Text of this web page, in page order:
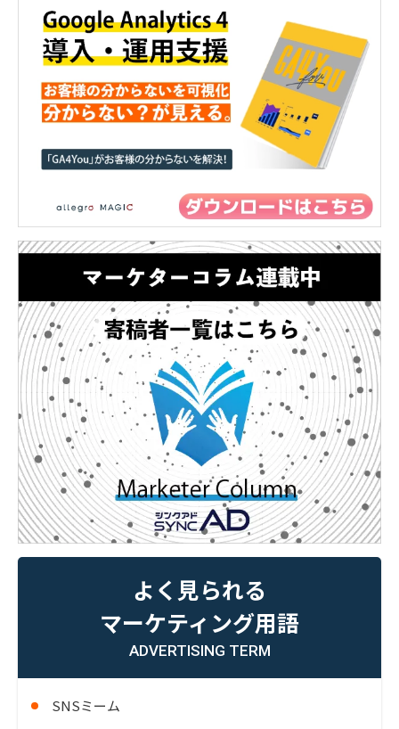
よく見られる
マーケティング用語
ADVERTISING TERM
SNSミーム